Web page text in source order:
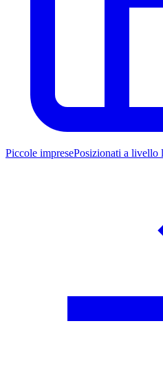
Piccole impresePosizionati a livello